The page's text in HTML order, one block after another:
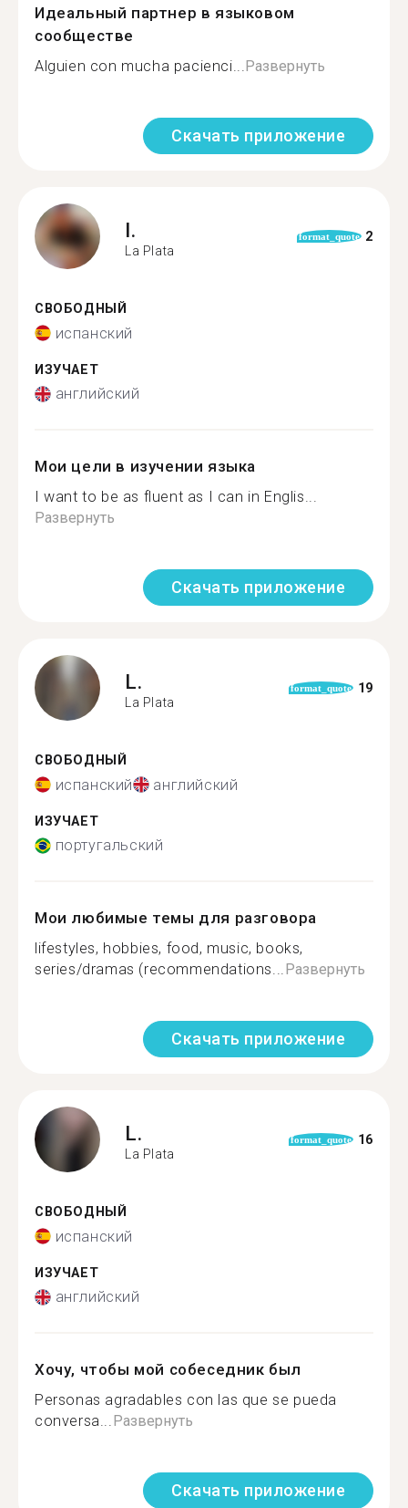
Идеальный партнер в языковом
сообществе
Alguien con mucha pacienci...Развернуть
Скачать приложение
I.
La Plata
format_quote 2
СВОБОДНЫЙ
испанский
ИЗУЧАЕТ
английский
Мои цели в изучении языка
I want to be as fluent as I can in Englis...
Развернуть
Скачать приложение
L.
La Plata
format_quote 19
СВОБОДНЫЙ
испанский английский
ИЗУЧАЕТ
португальский
Мои любимые темы для разговора
lifestyles, hobbies, food, music, books,
series/dramas (recommendations...Развернуть
Скачать приложение
L.
La Plata
format_quote 16
СВОБОДНЫЙ
испанский
ИЗУЧАЕТ
английский
Хочу, чтобы мой собеседник был
Personas agradables con las que se pueda
conversa...Развернуть
Скачать приложение